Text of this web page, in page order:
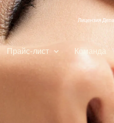
Лицензия
Прайс-лист Команда